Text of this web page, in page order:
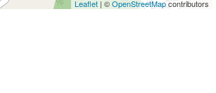
Leaflet | ©OpenStreetMapcontributors